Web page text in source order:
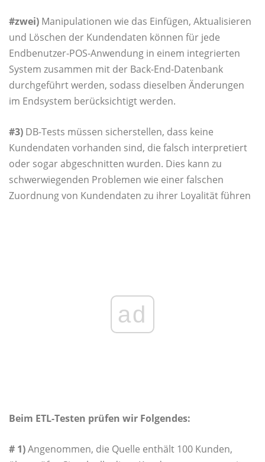
#zwei) Manipulationen wie das Einfügen, Aktualisieren
und Löschen der Kundendaten können für jede
Endbenutzer-POS-Anwendung in einem integrierten
System zusammen mit der Back-End-Datenbank
durchgeführt werden, sodass dieselben Änderungen
im Endsystem berücksichtigt werden.
#3) DB-Tests müssen sicherstellen, dass keine
Kundendaten vorhanden sind, die falsch interpretiert
oder sogar abgeschnitten wurden. Dies kann zu
schwerwiegenden Problemen wie einer falschen
Zuordnung von Kundendaten zu ihrer Loyalität führen
ad
Beim ETL-Testen prüfen wir Folgendes:
# 1)Angenommen, die Quelle enthält 100 Kunden,